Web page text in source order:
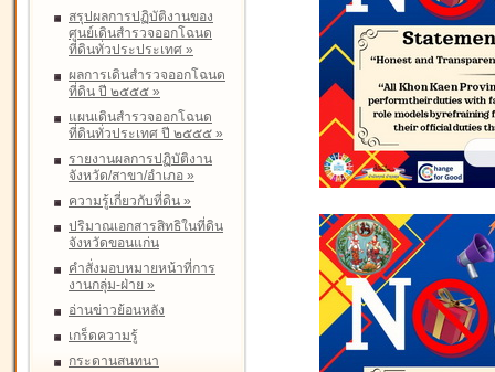
สรุปผลการปฏิบัติงานของ
ศูนย์เดินสำรวจออกโฉนด
ที่ดินทั่วประประเทศ »
ผลการเดินสำรวจออกโฉนด
ที่ดิน ปี ๒๕๕๕ »
แผนเดินสำรวจออกโฉนด
ที่ดินทั่วประเทศ ปี ๒๕๕๕ »
รายงานผลการปฏิบัติงาน
จังหวัด/สาขา/อำเภอ »
ความรู้เกี่ยวกับที่ดิน »
ปริมาณเอกสารสิทธิในที่ดิน
จังหวัดขอนแก่น
คำสั่งมอบหมายหน้าที่การ
งานกลุ่ม-ฝ่าย »
อ่านข่าวย้อนหลัง
เกร็ดความรู้
กระดานสนทนา